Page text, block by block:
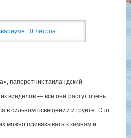
папоротник таиландский
винделов — все они растут очень
в сильном освещении и грунте. Это
можно привязывать к камням и